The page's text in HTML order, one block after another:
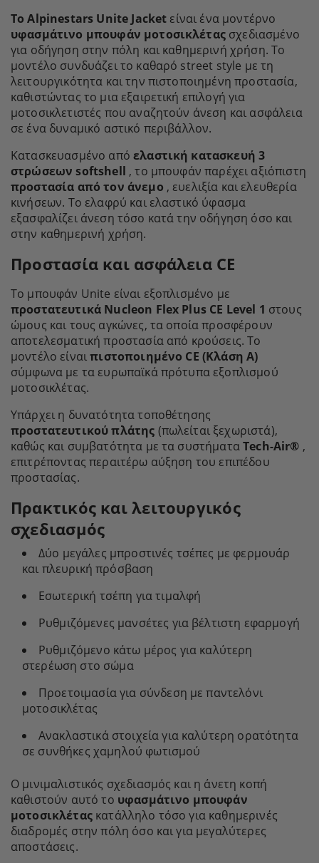
Το Alpinestars Unite Jacketείναι ένα μοντέρνο
υφασμάτινο μπουφάν μοτοσικλέταςσχεδιασμένο
για οδήγηση στην πόλη και καθημερινή χρήση. Το
μοντέλο συνδυάζει το καθαρό street style με τη
λειτουργικότητα και την πιστοποιημένη προστασία,
καθιστώντας το μια εξαιρετική επιλογή για
μοτοσικλετιστές που αναζητούν άνεση και ασφάλεια
σε ένα δυναμικό αστικό περιβάλλον.
Κατασκευασμένο απόελαστική κατασκευή 3
στρώσεων softshell , το μπουφάν παρέχει αξιόπιστη
προστασία από τον άνεμο , ευελιξία και ελευθερία
κινήσεων. Το ελαφρύ και ελαστικό ύφασμα
εξασφαλίζει άνεση τόσο κατά την οδήγηση όσο και
στην καθημερινή χρήση.
Προστασία και ασφάλεια CE
Το μπουφάν Unite είναι εξοπλισμένο με
προστατευτικά Nucleon Flex Plus CE Level 1 στους
ώμους και τους αγκώνες, τα οποία προσφέρουν
αποτελεσματική προστασία από κρούσεις. Το
μοντέλο είναιπιστοποιημένο CE (Κλάση Α)
σύμφωνα με τα ευρωπαϊκά πρότυπα εξοπλισμού
μοτοσικλέτας.
Υπάρχει η δυνατότητα τοποθέτησης
προστατευτικού πλάτης (πωλείται ξεχωριστά),
καθώς και συμβατότητα με τα συστήματαTech-Air® ,
επιτρέποντας περαιτέρω αύξηση του επιπέδου
προστασίας.
Πρακτικός και λειτουργικός
σχεδιασμός
Δύο μεγάλες μπροστινές τσέπες με φερμουάρ
και πλευρική πρόσβαση
Εσωτερική τσέπη για τιμαλφή
Ρυθμιζόμενες μανσέτες για βέλτιστη εφαρμογή
Ρυθμιζόμενο κάτω μέρος για καλύτερη
στερέωση στο σώμα
Προετοιμασία για σύνδεση με παντελόνι
μοτοσικλέτας
Ανακλαστικά στοιχεία για καλύτερη ορατότητα
σε συνθήκες χαμηλού φωτισμού
Ο μινιμαλιστικός σχεδιασμός και η άνετη κοπή
καθιστούν αυτό το υφασμάτινο μπουφάν
μοτοσικλέταςκατάλληλο τόσο για καθημερινές
διαδρομές στην πόλη όσο και για μεγαλύτερες
αποστάσεις.